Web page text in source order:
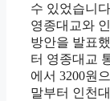
수 있었습니
영종대교와
방안을 발표
터 영종대교
에서 3200원
말부터 인천